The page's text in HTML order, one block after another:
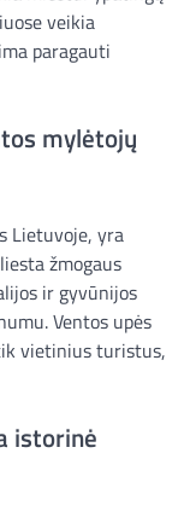
veikia
paragauti
mylėtojų
Lietuvoje, yra
žmogaus
ir gyvūnijos
Ventos upės
vietinius turistus,
istorinė